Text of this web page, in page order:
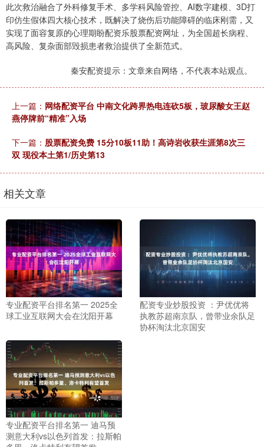
此次救治融合了外科修复手术、多学科风险管控、AI数字建模、3D打
印仿生假体四大核心技术，既解决了烧伤后功能障碍的临床刚需，又
实现了面容复原的心理期盼配资乐股票配资网址，为全国超长病程、
高风险、复杂面部毁损患者救治提供了全新范式。
秦安配资提示：文章来自网络，不代表本站观点。
上一篇： 网络配资平台 中南文化跨界热电连砍5板，玻尿酸女王赵
燕停牌前“精准”入场
下一篇： 股票配资免费 15分10板11助！高诗岩收获生涯第8次三
双 现役本土第1/历史第13
相关文章
专业配资平台排名第一 2025全
球工业互联网大会在沈阳开幕
配资专业炒股投资 ：尹优优将
执教苏超南京队，曾带业余队足
协杯淘汰北京国安
专业配资平台排名第一 迪马预
测意大利vs以色列首发：拉斯帕